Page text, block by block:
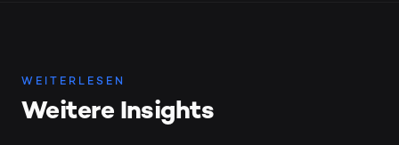
WEITERLESEN
Weitere Insights